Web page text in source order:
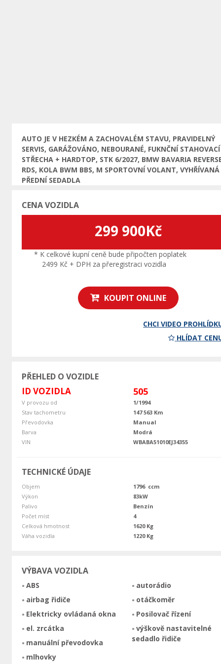
AUTO JE V HEZKÉM A ZACHOVALÉM STAVU, PRAVIDELNÝ
SERVIS, GARÁŽOVÁNO, NEBOURANÉ, FUKNČNÍ STAHOVACÍ
STŘECHA + HARDTOP, STK 6/2027, BMW BAVARIA
RDS, KOLA BWM BBS, M SPORTOVNÍ VOLANT, VYHŘÍVANÁ
PŘEDNÍ SEDADLA
CENA VOZIDLA
299 900Kč
* K celkové kupní ceně bude připočten poplatek
2499 Kč + DPH za přeregistraci vozidla
KOUPIT ONLINE
CHCI VIDEO
HLÍDAT
PŘEHLED O VOZIDLE
ID VOZIDLA 505
V provozu od
1/1994
Stav tachometru
147 563 Km
Převodovka
Manual
Barva
Modrá
VIN
WBABA51010EJ34355
TECHNICKÉ ÚDAJE
Objem
1796 ccm
Výkon
83kW
Palivo
Benzín
Počet míst
4
Celková hmotnost
1620 Kg
Váha vozidla
1220 Kg
VÝBAVA VOZIDLA
ABS
airbag řidiče
Elektricky ovládaná okna
el. zrcátka
manuální převodovka
mlhovky
autorádio
otáčkoměr
Posilovač řízení
výškově nastavitelné
sedadlo řidiče